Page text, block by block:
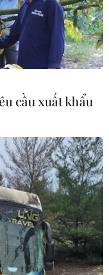
đất
hạ
cầu xuất khẩu